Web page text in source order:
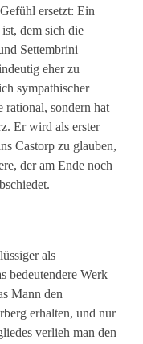
ersetzt: Ein
dem sich die
Settembrini
eher zu
sympathischer
rational, sondern hat
Er wird als erster
Castorp zu glauben,
der am Ende noch
als
bedeutendere Werk
Mann den
erhalten, und nur
verlieh man den